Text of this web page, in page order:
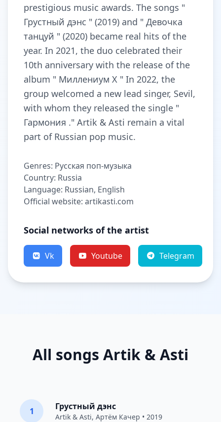
prestigious music awards. The songs "
Грустный дэнс " (2019) and " Девочка
танцуй " (2020) became real hits of the
year. In 2021, the duo celebrated their
10th anniversary with the release of the
album " Миллениум X " In 2022, the
group welcomed a new lead singer, Sevil,
with whom they released the single "
Гармония ." Artik & Asti remain a vital
part of Russian pop music.
Genres: Русская поп-музыка
Country: Russia
Language: Russian, English
Official website: artikasti.com
Social networks of the artist
Vk Youtube Telegram
All songs Artik & Asti
1 Грустный дэнс
Artik & Asti, Артём Качер • 2019